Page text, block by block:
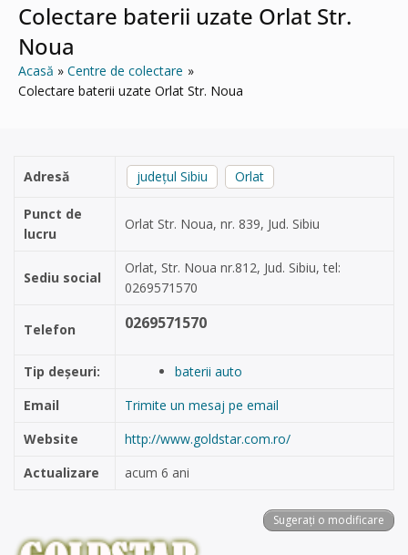
Colectare baterii uzate Orlat Str.
Noua
Acasă
Centre de colectare
Colectare baterii uzate Orlat Str. Noua
Adresă județul Sibiu Orlat
Punct de
lucru
Orlat Str. Noua, nr. 839, Jud. Sibiu
Sediu social
Orlat, Str. Noua nr.812, Jud. Sibiu, tel:
0269571570
Telefon 0269571570
Tip deșeuri:
baterii auto
Email
Trimite un mesaj pe email
Website
http://www.goldstar.com.ro/
Actualizare
acum 6 ani
Sugerați o modificare